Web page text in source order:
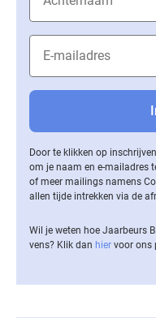
Door te klikken op
om je naam en e-mailadres
of meer mailings namens
allen tijde intrekken via de
Wil je weten hoe Jaarbeurs
vens? Klik dan hier voor ons